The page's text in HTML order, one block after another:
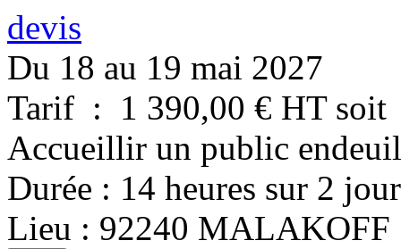
devis
Du 18 au 19 mai 2027
Tarif : 1 390,00 € HT soit
Accueillir un public
Durée : 14 heures sur 2
Lieu : 92240 MALAKOFF